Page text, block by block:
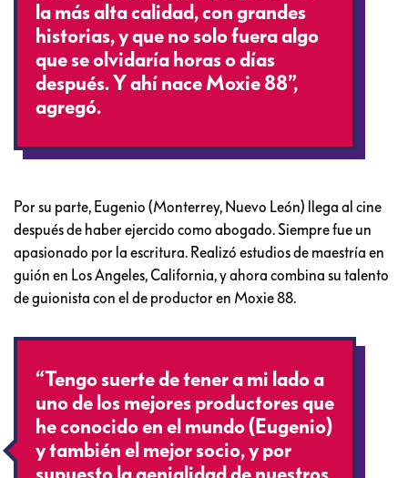
la más alta calidad, con grandes
historias, y que no solo fuera algo
que se olvidaría horas o días
después. Y ahí nace Moxie 88”,
agregó.
Por su parte, Eugenio (Monterrey, Nuevo León) llega al cine
después de haber ejercido como abogado. Siempre fue un
apasionado por la escritura. Realizó estudios de maestría en
guión en Los Angeles, California, y ahora combina su talento
de guionista con el de productor en Moxie 88.
“Tengo suerte de tener a mi lado a
uno de los mejores productores que
he conocido en el mundo (Eugenio)
y también el mejor socio, y por